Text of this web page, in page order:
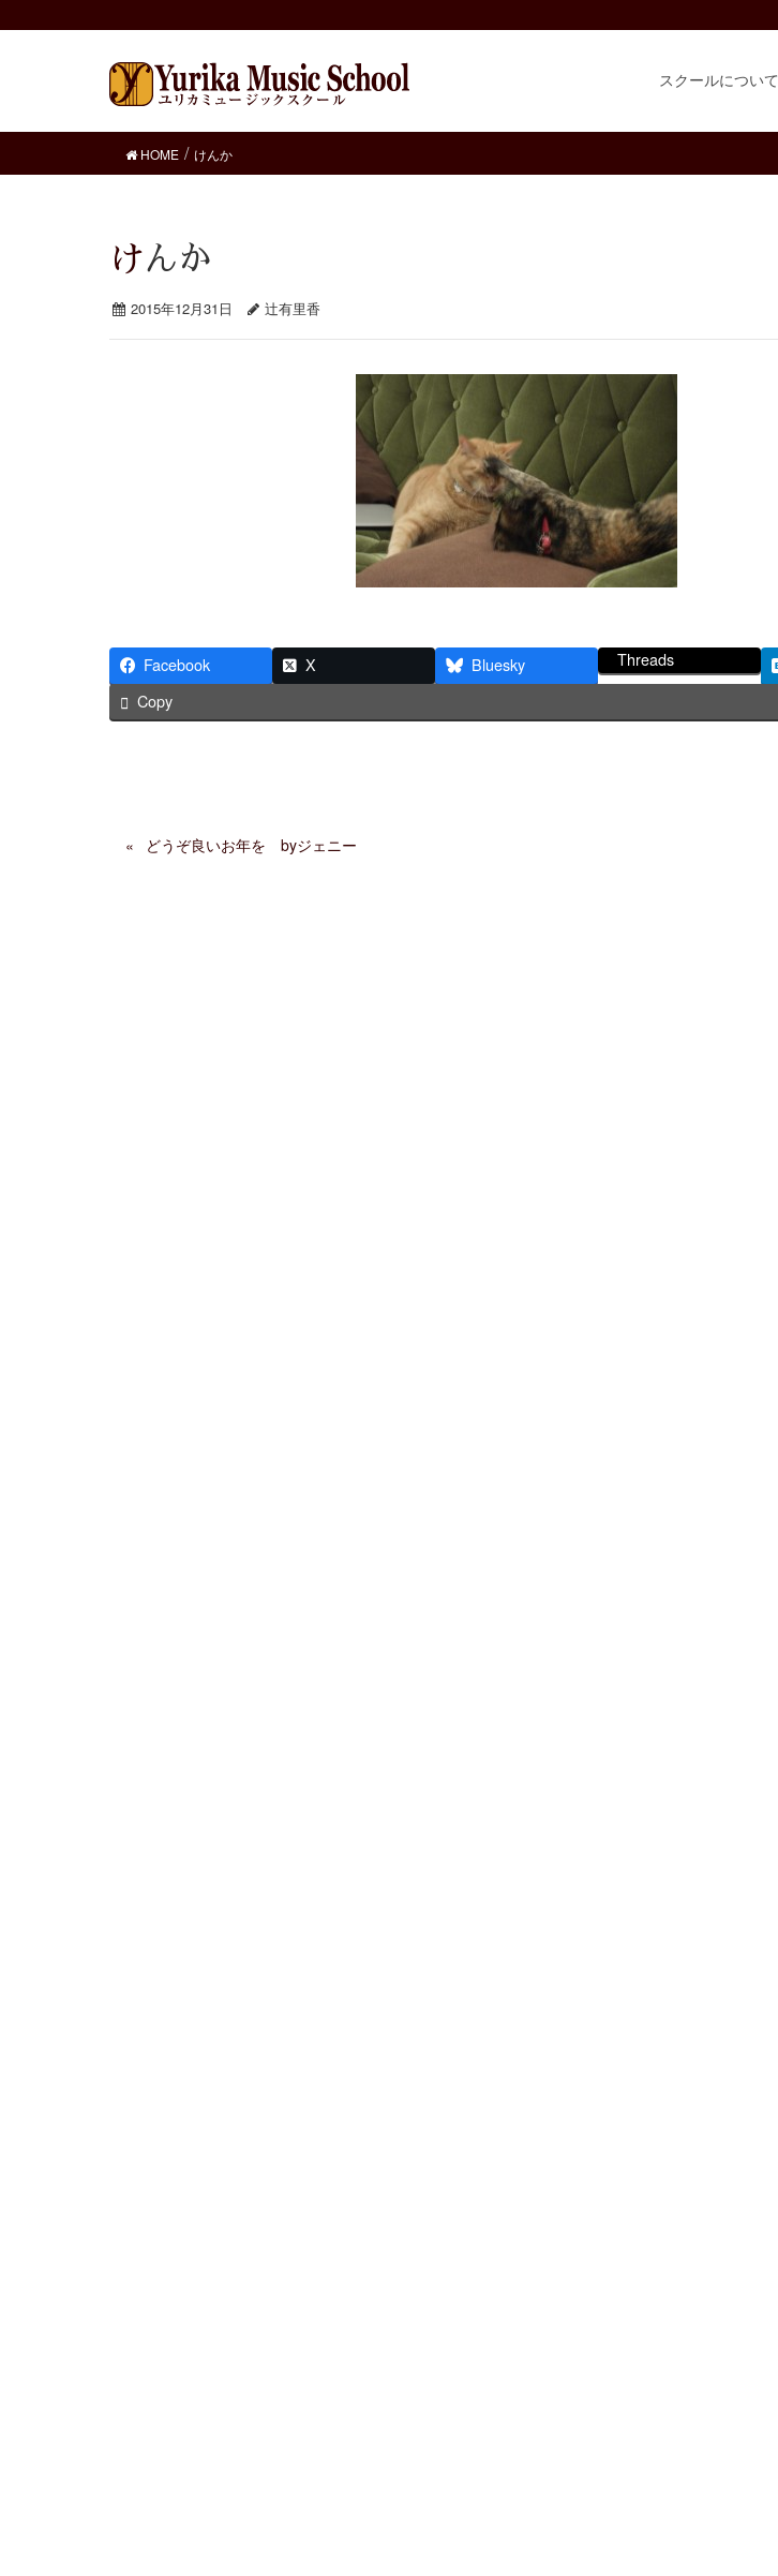
スクールについて
HOME けんか
けんか
2015年12月31日 辻有里香
Facebook X Bluesky Threads
Copy
どうぞ良いお年を byジェニー